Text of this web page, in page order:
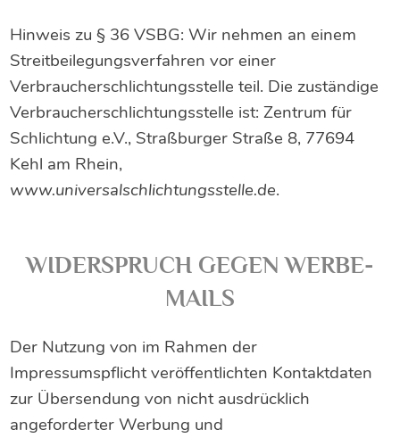
Hinweis zu § 36 VSBG: Wir nehmen an einem
Streitbeilegungsverfahren vor einer
Verbraucherschlichtungsstelle teil. Die zuständige
Verbraucherschlichtungsstelle ist: Zentrum für
Schlichtung e.V., Straßburger Straße 8, 77694
Kehl am Rhein,
www.universalschlichtungsstelle.de.
WIDERSPRUCH GEGEN WERBE-
MAILS
Der Nutzung von im Rahmen der
Impressumspflicht veröffentlichten Kontaktdaten
zur Übersendung von nicht ausdrücklich
angeforderter Werbung und